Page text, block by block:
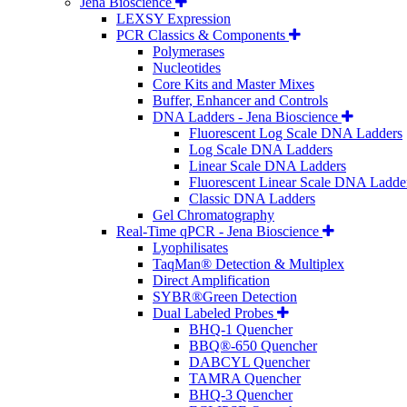
LEXSY Expression
PCR Classics & Components
Polymerases
Nucleotides
Core Kits and Master Mixes
Buffer, Enhancer and Controls
DNA Ladders - Jena Bioscience
Fluorescent Log Scale DNA Ladders
Log Scale DNA Ladders
Linear Scale DNA Ladders
Fluorescent Linear Scale DNA
Classic DNA Ladders
Gel Chromatography
Real-Time qPCR - Jena Bioscience
Lyophilisates
TaqMan® Detection & Multiplex
Direct Amplification
SYBR®Green Detection
Dual Labeled Probes
BHQ-1 Quencher
BBQ®-650 Quencher
DABCYL Quencher
TAMRA Quencher
BHQ-3 Quencher